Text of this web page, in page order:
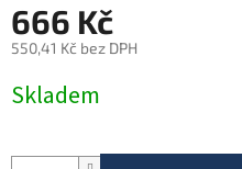
666 Kč
550,41 Kč bez DPH
cena:
Skladem